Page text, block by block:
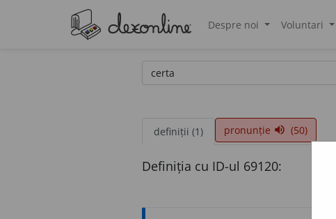
Despre noi Voluntari
definiții (1) pronunție volume_up (50)
Definiția cu ID-ul 69120: